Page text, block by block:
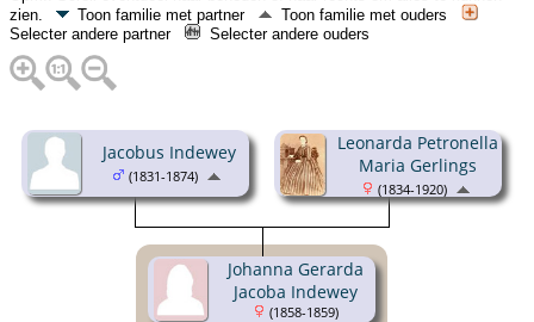
zien.
Toon familie met partner
Toon familie met ouders
Selecter andere partner
Selecter andere ouders
Jacobus Indewey
(1831-1874)
Leonarda Petronella
Maria Gerlings
(1834-1920)
Johanna Gerarda
Jacoba Indewey
(1858-1859)